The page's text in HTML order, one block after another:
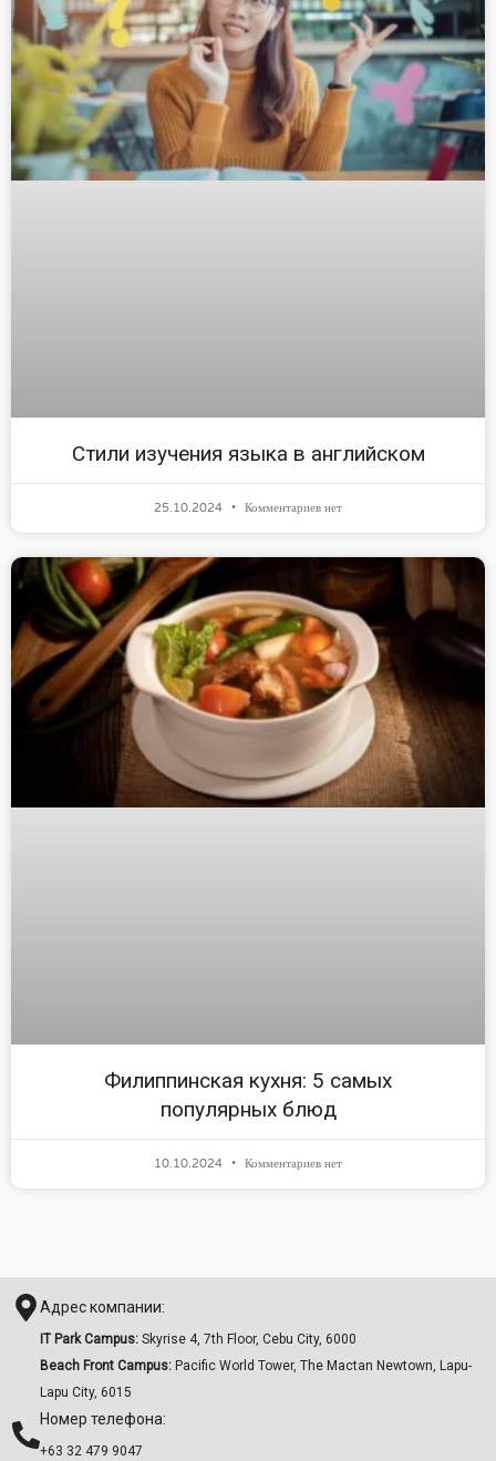
Стили изучения языка в английском
25.10.2024 Комментариев нет
Филиппинская кухня: 5 самых
популярных блюд
10.10.2024 Комментариев нет
Адрес компании:
IT Park Campus: Skyrise 4, 7th Floor, Cebu City, 6000
Beach Front Campus: Pacific World Tower, The Mactan Newtown, Lapu-
Lapu City, 6015
Номер телефона:
+63 32 479 9047